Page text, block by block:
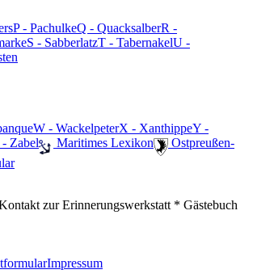
P - PachulkeQ - QuacksalberR -
S - SabberlatzT - TabernakelU -
W - WackelpeterX - XanthippeY -
Zabel ️ Maritimes Lexikon
️ Ostpreußen-
zur Erinnerungswerkstatt * Gästebuch
Impressum